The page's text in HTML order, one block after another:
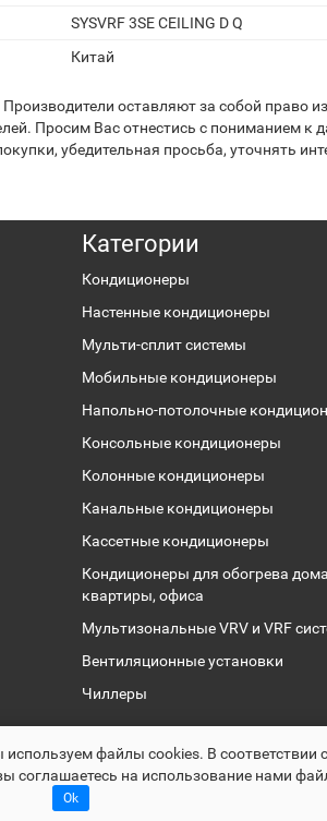
SYSVRF 3SE CEILING D Q
Китай
оставляют за собой право
Просим Вас отнестись с пониманием к
убедительная просьба, уточнять
Категории
Кондиционеры
Настенные кондиционеры
Мульти-сплит системы
Мобильные кондиционеры
Напольно-потолочные
Консольные кондиционеры
Колонные кондиционеры
Канальные кондиционеры
Кассетные кондиционеры
Кондиционеры для обогрева
квартиры, офиса
Мультизональные VRV и VRF
Вентиляционные установки
Чиллеры
-cropas.by
© 2016 - 2025
файлы сookies. В
соглашаетесь на использование нами
Ok